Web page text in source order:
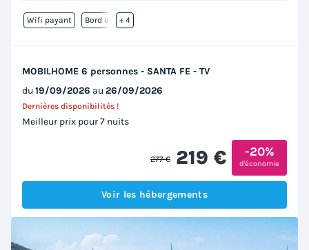
Wifi payant Bord de mer
+ 4
MOBILHOME 6 personnes - SANTA FE - TV
du 19/09/2026 au 26/09/2026
Meilleur prix pour 7 nuits
Dernières disponibilités !
277 € 219 € -20%
d'économie
Voir les hébergements